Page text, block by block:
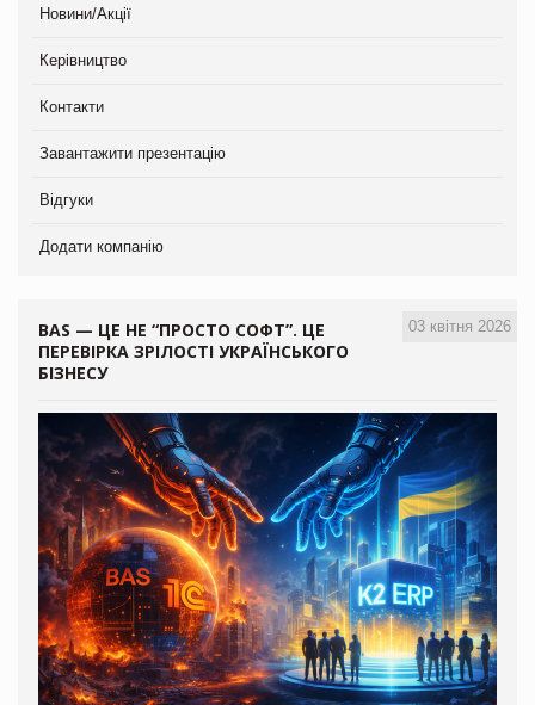
Новини/Акції
Керівництво
Контакти
Завантажити презентацію
Відгуки
Додати компанію
03 квітня 2026
BAS — ЦЕ НЕ “ПРОСТО СОФТ”. ЦЕ
ПЕРЕВІРКА ЗРІЛОСТІ УКРАЇНСЬКОГО
БІЗНЕСУ